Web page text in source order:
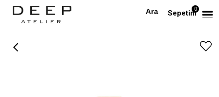
Sepetim0
Anasayfa PREMIUM Butteryellow Keten Premium Gömlek